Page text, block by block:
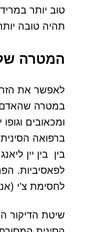
טוב יותר
תהיה טובה
המטרה של
לאפשר את
במטרה שהאדם
ומכאובים
ברפואה
בין בין יין
לפאסיביות.
לחסימת צ'י
שיטת הדיקור